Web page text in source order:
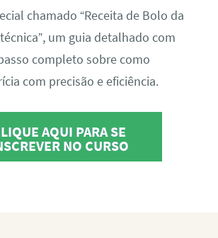
chamado “Receita de Bolo da
um guia detalhado com
completo sobre como
com precisão e eficiência.
AQUI PARA SE
NO CURSO